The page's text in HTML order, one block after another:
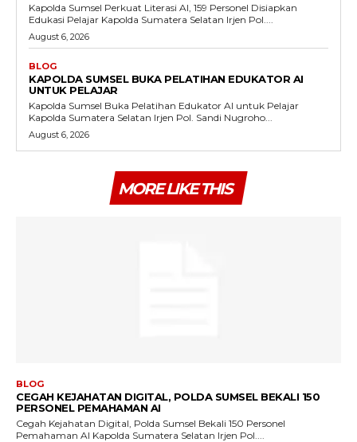
Kapolda Sumsel Perkuat Literasi AI, 159 Personel Disiapkan
Edukasi Pelajar Kapolda Sumatera Selatan Irjen Pol....
August 6, 2026
BLOG
KAPOLDA SUMSEL BUKA PELATIHAN EDUKATOR AI
UNTUK PELAJAR
Kapolda Sumsel Buka Pelatihan Edukator AI untuk Pelajar
Kapolda Sumatera Selatan Irjen Pol. Sandi Nugroho...
August 6, 2026
MORE LIKE THIS
BLOG
CEGAH KEJAHATAN DIGITAL, POLDA SUMSEL BEKALI 150
PERSONEL PEMAHAMAN AI
Cegah Kejahatan Digital, Polda Sumsel Bekali 150 Personel
Pemahaman AI Kapolda Sumatera Selatan Irjen Pol....